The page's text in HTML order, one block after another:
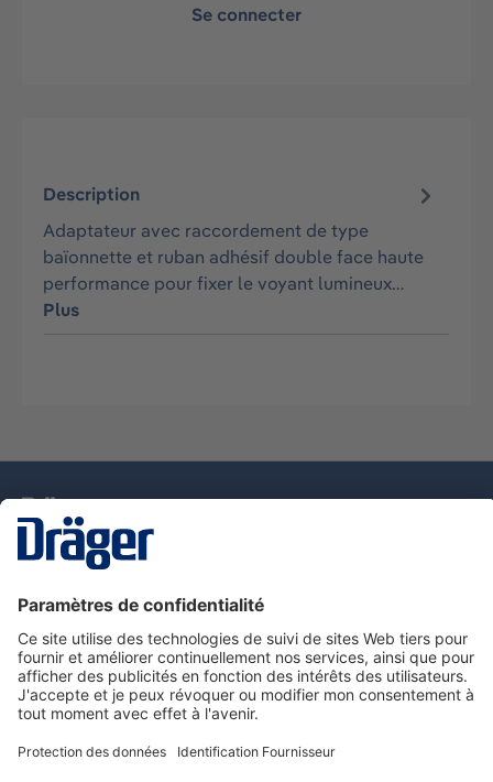
Se connecter
Description
Adaptateur avec raccordement de type
baïonnette et ruban adhésif double face haute
performance pour fixer le voyant lumineux…
Plus
Nous contacter
Service de e-commande Dräger
Informations sur les produits